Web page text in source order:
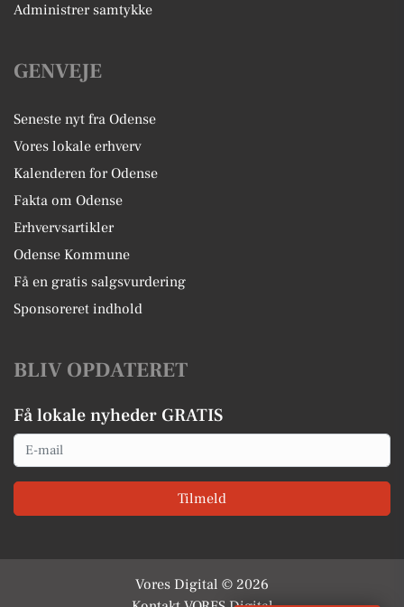
Administrer samtykke
GENVEJE
Seneste nyt fra Odense
Vores lokale erhverv
Kalenderen for Odense
Fakta om Odense
Erhvervsartikler
Odense Kommune
Få en gratis salgsvurdering
Sponsoreret indhold
BLIV OPDATERET
Få lokale nyheder GRATIS
Email
Tilmeld
Vores Digital © 2026